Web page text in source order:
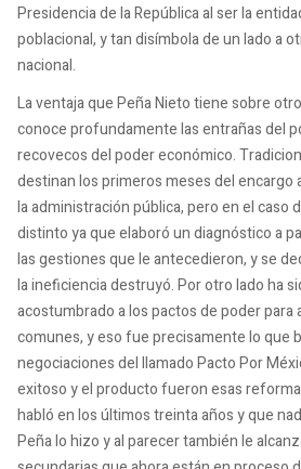
Presidencia de la República al ser la
poblacional, y tan disímbola de un lado a
nacional.
La ventaja que Peña Nieto tiene sobre
conoce profundamente las entrañas del
recovecos del poder económico.
destinan los primeros meses del encargo
la administración pública, pero en el caso
distinto ya que elaboró un diagnóstico a
las gestiones que le antecedieron, y se
la ineficiencia destruyó. Por otro lado ha
acostumbrado a los pactos de poder para
comunes, y eso fue precisamente lo que
negociaciones del llamado Pacto Por
exitoso y el producto fueron esas
habló en los últimos treinta años y que
Peña lo hizo y al parecer también le